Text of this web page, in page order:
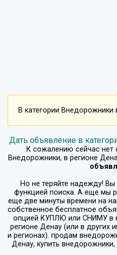
В категории Внедорожники
Дать объявление в
К сожалению сейчас нет
Внедорожники, в регионе
Но не теряйте надежду!
функцией поиска. А еще мы
еще две минуты времени на
собственное бесплатное
опцией КУПЛЮ или СНИМУ в
регионе Денау(или в других
и регионах). продам
Денау, купить